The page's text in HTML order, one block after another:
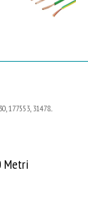
177553, 31478...
Metri